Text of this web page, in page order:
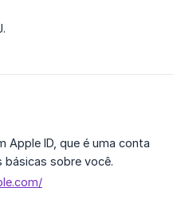
Apple ID, que é uma conta
sobre você.